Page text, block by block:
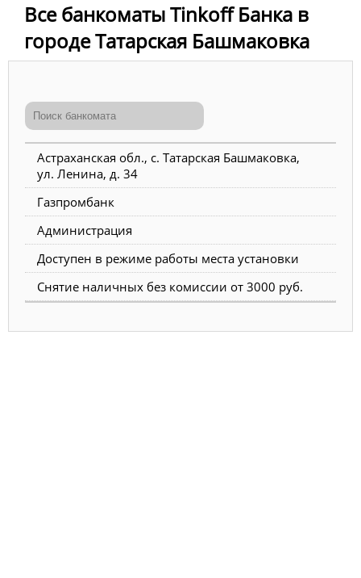
Все банкоматы Tinkoff Банка в
городе Татарская Башмаковка
Астраханская обл., с. Татарская Башмаковка,
ул. Ленина, д. 34
Газпромбанк
Администрация
Доступен в режиме работы места установки
Снятие наличных без комиссии от 3000 руб.